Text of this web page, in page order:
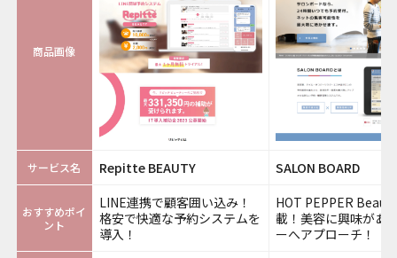
商品画像
サービス名 Repitte BEAUTY SALON BOARD
おすすめポイ
ント
LINE連携で顧客囲い込み！
格安で快適な予約システムを
導入！
HOT PEPPER
載！美容に興味があ
ーへアプローチ！